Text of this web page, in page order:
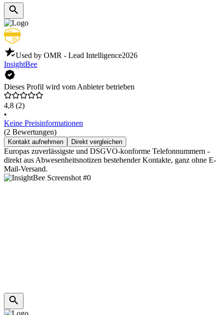
Used by OMR - Lead Intelligence2026
InsightBee
Dieses Profil wird vom Anbieter betrieben
4,8 (2)
•
Keine Preisinformationen
(2 Bewertungen)
Kontakt aufnehmen Direkt vergleichen
Europas zuverlässigste und DSGVO-konforme Telefonnummern -
direkt aus Abwesenheitsnotizen bestehender Kontakte, ganz ohne E-
Mail-Versand.